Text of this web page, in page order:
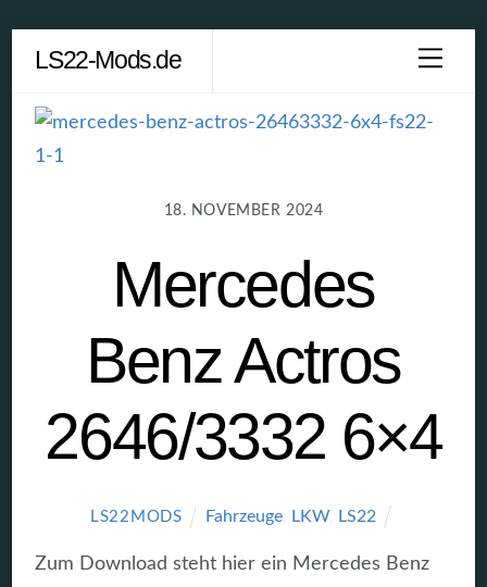
content
LS22-Mods.de
18. NOVEMBER 2024
Mercedes
Benz Actros
2646/3332 6×4
LS22MODS Fahrzeuge LKW, LS22
Zum Download steht hier ein Mercedes Benz